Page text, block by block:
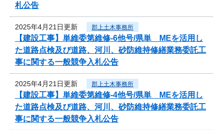
札公告
2025年4月21日更新 郡上土木事務所
【建設工事】単維委第維修‐6他号/県単 MEを活用し
た道路点検及び道路、河川、砂防維持修繕業務委託工
事に関する一般競争入札公告
2025年4月21日更新 郡上土木事務所
【建設工事】単維委第維修‐4他号/県単 MEを活用し
た道路点検及び道路、河川、砂防維持修繕業務委託工
事に関する一般競争入札公告